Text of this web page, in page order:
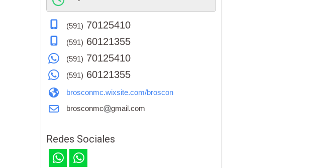
(591) 70125410
(591) 60121355
(591) 70125410
(591) 60121355
brosconmc.wixsite.com/broscon
brosconmc
gmail.com
Redes Sociales